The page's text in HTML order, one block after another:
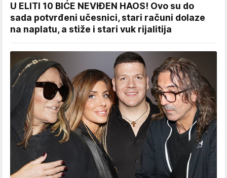
U ELITI 10 BIĆE NEVIĐEN HAOS! Ovo su do
sada potvrđeni učesnici, stari računi dolaze
na naplatu, a stiže i stari vuk rijalitija